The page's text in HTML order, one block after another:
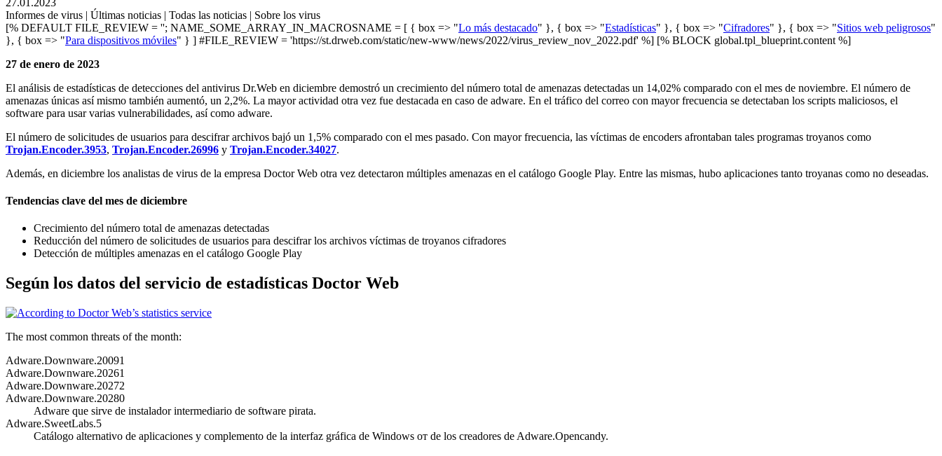
Informes de virus | Últimas noticias | Todas las noticias | Sobre los virus
[% DEFAULT FILE_REVIEW = ''; NAME_SOME_ARRAY_IN_MACROSNAME = [ { box => "Lo más destacado" }, { box => "Estadísticas" }, { box => "Cifradores" }, { box => "Sitios web peligrosos"
}, { box => "Para dispositivos móviles" } ] #FILE_REVIEW = 'https://st.drweb.com/static/new-www/news/2022/virus_review_nov_2022.pdf' %] [% BLOCK global.tpl_blueprint.content %]
27 de enero de 2023
El análisis de estadísticas de detecciones del antivirus Dr.Web en diciembre demostró un crecimiento del número total de amenazas detectadas un 14,02% comparado con el mes de noviembre. El número de
amenazas únicas así mismo también aumentó, un 2,2%. La mayor actividad otra vez fue destacada en caso de adware. En el tráfico del correo con mayor frecuencia se detectaban los scripts maliciosos, el
software para usar varias vulnerabilidades, así como adware.
El número de solicitudes de usuarios para descifrar archivos bajó un 1,5% comparado con el mes pasado. Con mayor frecuencia, las víctimas de encoders afrontaban tales programas troyanos como
Trojan.Encoder.3953, Trojan.Encoder.26996 y Trojan.Encoder.34027.
Además, en diciembre los analistas de virus de la empresa Doctor Web otra vez detectaron múltiples amenazas en el catálogo Google Play. Entre las mismas, hubo aplicaciones tanto troyanas como no deseadas.
Tendencias clave del mes de diciembre
Crecimiento del número total de amenazas detectadas
Reducción del número de solicitudes de usuarios para descifrar los archivos víctimas de troyanos cifradores
Detección de múltiples amenazas en el catálogo Google Play
Según los datos del servicio de estadísticas Doctor Web
The most common threats of the month:
Adware.Downware.20091
Adware.Downware.20261
Adware.Downware.20272
Adware.Downware.20280
Adware que sirve de instalador intermediario de software pirata.
Adware.SweetLabs.5
Catálogo alternativo de aplicaciones y complemento de la interfaz gráfica de Windows от de los creadores de Adware.Opencandy.